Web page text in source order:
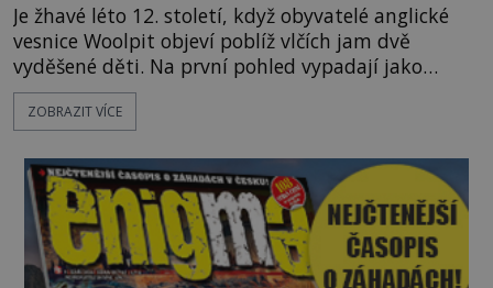
Je žhavé léto 12. století, když obyvatelé anglické
vesnice Woolpit objeví poblíž vlčích jam dvě
vyděšené děti. Na první pohled vypadají jako
každé jiné, až na jednu děsivou výjimku. Jejich
kůže má nazelenalý odstín, mluví
kromě syrových bobů. Příběh se rychle stává
jednou z největších záhad středověké Anglie a ani
po téměř devíti stech letech není
ZOBRAZIT VÍCE